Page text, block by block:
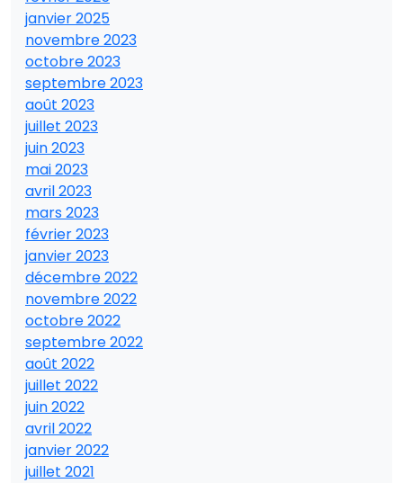
janvier 2025
novembre 2023
octobre 2023
septembre 2023
août 2023
juillet 2023
juin 2023
mai 2023
avril 2023
mars 2023
février 2023
janvier 2023
décembre 2022
novembre 2022
octobre 2022
septembre 2022
août 2022
juillet 2022
juin 2022
avril 2022
janvier 2022
juillet 2021